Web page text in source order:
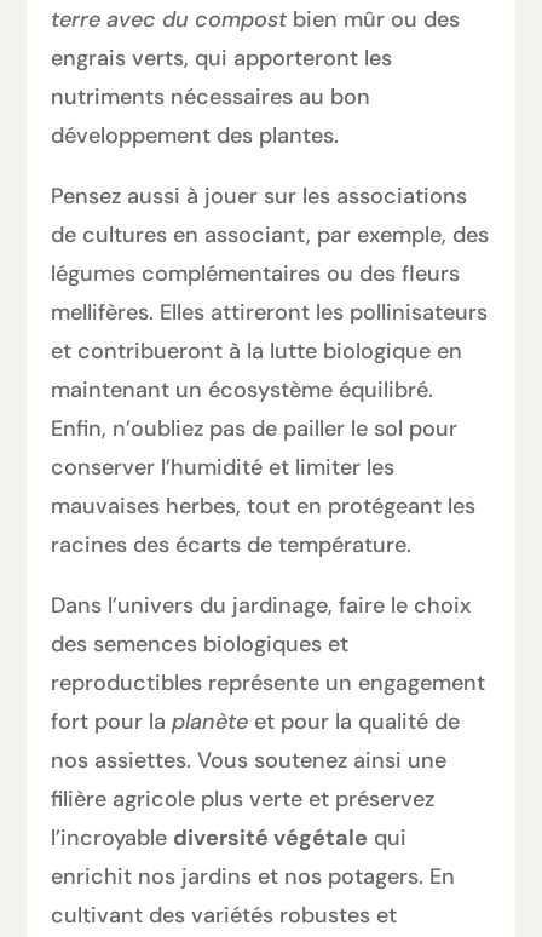
terre avec du compost bien mûr ou des
engrais verts, qui apporteront les
nutriments nécessaires au bon
développement des plantes.
Pensez aussi à jouer sur les associations
de cultures en associant, par exemple, des
légumes complémentaires ou des fleurs
mellifères. Elles attireront les pollinisateurs
et contribueront à la lutte biologique en
maintenant un écosystème équilibré.
Enfin, n’oubliez pas de pailler le sol pour
conserver l’humidité et limiter les
mauvaises herbes, tout en protégeant les
racines des écarts de température.
Dans l’univers du jardinage, faire le choix
des semences biologiques et
reproductibles représente un engagement
fort pour laplanète et pour la qualité de
nos assiettes. Vous soutenez ainsi une
filière agricole plus verte et préservez
l’incroyable diversité végétale qui
enrichit nos jardins et nos potagers. En
cultivant des variétés robustes et